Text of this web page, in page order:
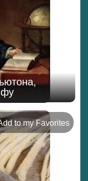
to my Favorites